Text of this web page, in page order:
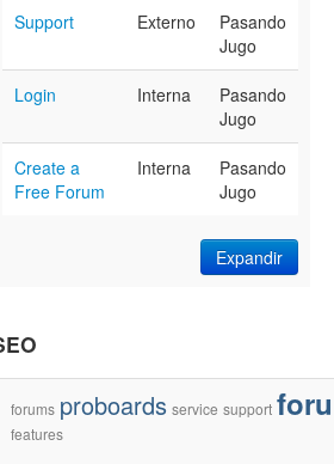
Support Externo
Pasando
Jugo
Login Interna
Pasando
Jugo
Create a
Free Forum
Interna
Pasando
Jugo
Expandir
forums proboards service support
features